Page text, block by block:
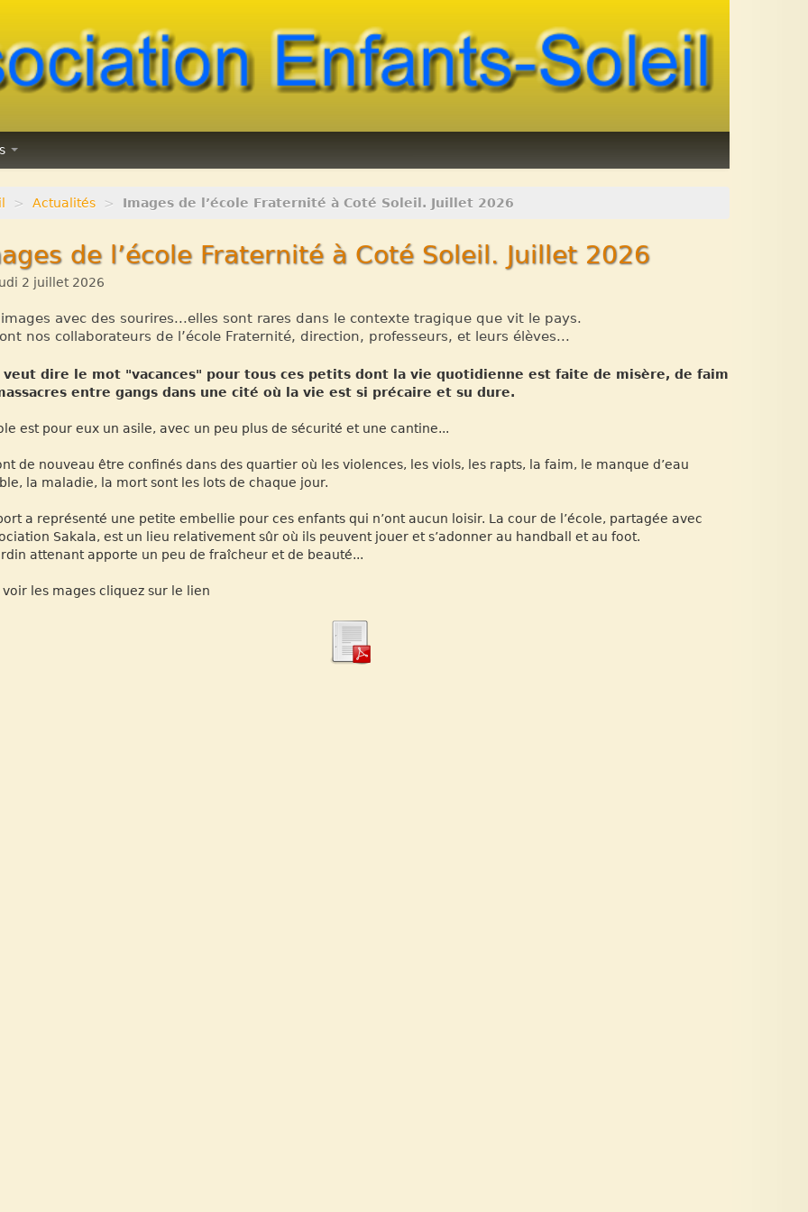
> Actualités > Images de l’école Fraternité à Coté Soleil. Juillet 2026
de l’école Fraternité à Coté Soleil. Juillet 2026
2 juillet 2026
avec des sourires...elles sont rares dans le contexte tragique que vit le pays.
nos collaborateurs de l’école Fraternité, direction, professeurs, et leurs élèves...
veut dire le mot "vacances" pour tous ces petits dont la vie quotidienne est faite de misère, de faim
entre gangs dans une cité où la vie est si précaire et su dure.
est pour eux un asile, avec un peu plus de sécurité et une cantine...
de nouveau être confinés dans des quartier où les violences, les viols, les rapts, la faim, le manque d’eau
la maladie, la mort sont les lots de chaque jour.
a représenté une petite embellie pour ces enfants qui n’ont aucun loisir. La cour de l’école, partagée avec
Sakala, est un lieu relativement sûr où ils peuvent jouer et s’adonner au handball et au foot.
attenant apporte un peu de fraîcheur et de beauté...
voir les mages cliquez sur le lien